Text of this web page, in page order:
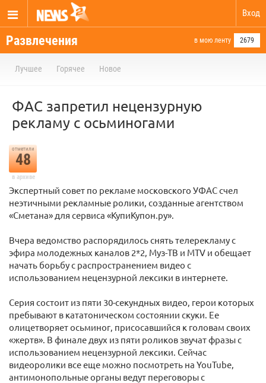
Вход
Развлечения в мою ленту 2679
Лучшее Горячее Новое
ФАС запретил нецензурную
рекламу с осьминогами
отметили
48
в архиве
Экспертный совет по рекламе московского УФАС счел
неэтичными рекламные ролики, созданные агентством
«Сметана» для сервиса «КупиКупон.ру».
Вчера ведомство распорядилось снять телерекламу с
эфира молодежных каналов 2*2, Муз-ТВ и MTV и обещает
начать борьбу с распространением видео с
использованием нецензурной лексики в интернете.
Серия состоит из пяти 30-секундных видео, герои которых
пребывают в кататоническом состоянии скуки. Ее
олицетворяет осьминог, присосавшийся к головам своих
«жертв». В финале двух из пяти роликов звучат фразы с
использованием нецензурной лексики. Сейчас
видеоролики все еще можно посмотреть на YouTube,
антимонопольные органы ведут переговоры с